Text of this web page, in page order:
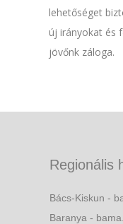
lehetőséget
új irányokat és
jövőnk záloga.
Regionális
Bács-Kiskun -
Baranya -